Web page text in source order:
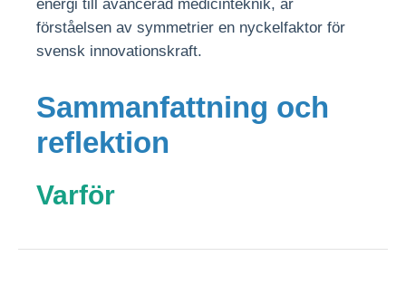
energi till avancerad medicinteknik, är
förståelsen av symmetrier en nyckelfaktor för
svensk innovationskraft.
Sammanfattning och
reflektion
Varför